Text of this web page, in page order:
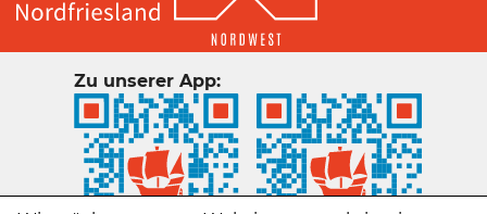
Zu unserer App: